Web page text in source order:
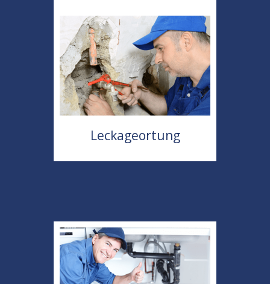
Leckageortung